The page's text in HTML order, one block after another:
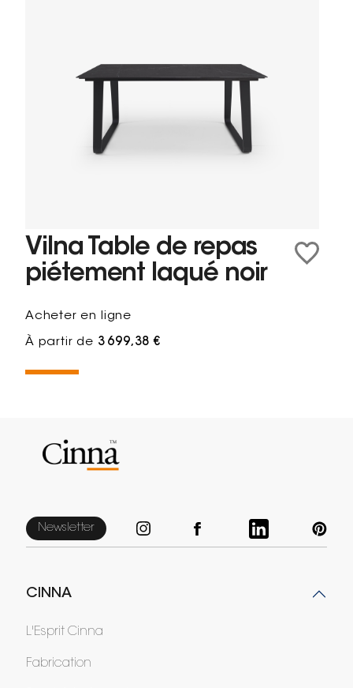
Vilna Table de repas
piétement laqué noir
Acheter en ligne
À partir de 3 699,38 €
Newsletter
CINNA
L'Esprit Cinna
Fabrication